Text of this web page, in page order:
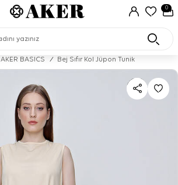
0
AKER BASICS / Bej Sıfır Kol Jüpon Tunik